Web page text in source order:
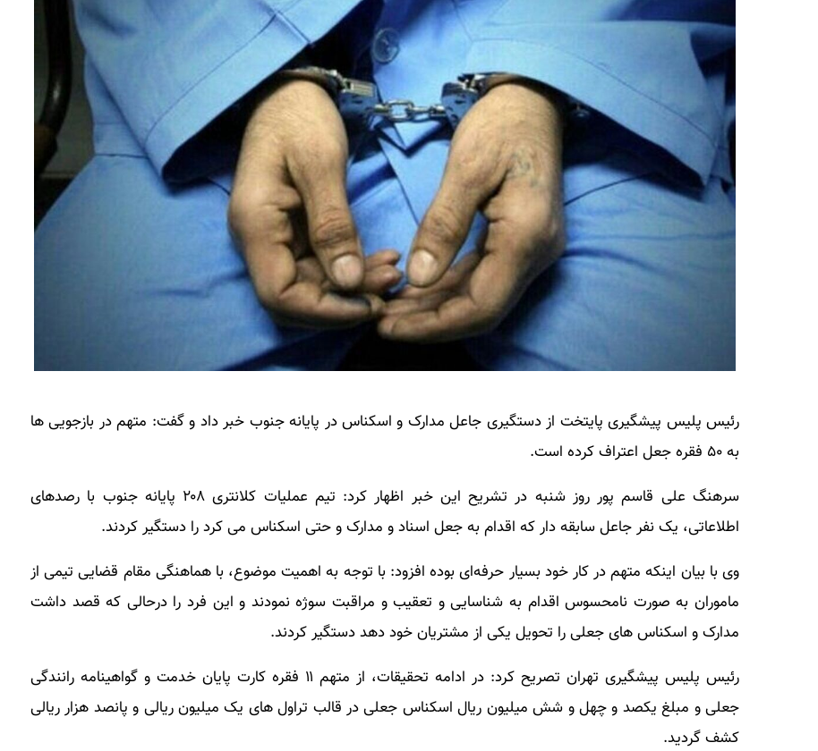
رئیس پلیس پیشگیری پایتخت از دستگیری جاعل مدارک و اسکناس در پایانه جنوب خبر داد و گفت: متهم در بازجویی ها
به ۵۰ فقره جعل اعتراف کرده است.
سرهنگ علی قاسم پور روز شنبه در تشریح این خبر اظهار کرد: تیم عملیات کلانتری ۲۰۸ پایانه جنوب با رصدهای
اطلاعاتی، یک نفر جاعل سابقه دار که اقدام به جعل اسناد و مدارک و حتی اسکناس می کرد را دستگیر کردند.
وی با بیان اینکه متهم در کار خود بسیار حرفه‌ای بوده افزود: با توجه به اهمیت موضوع، با هماهنگی مقام قضایی تیمی از
ماموران به صورت نامحسوس اقدام به شناسایی و تعقیب و مراقبت سوژه نمودند و این فرد را درحالی که قصد داشت
مدارک و اسکناس های جعلی را تحویل یکی از مشتریان خود دهد دستگیر کردند.
رئیس پلیس پیشگیری تهران تصریح کرد: در ادامه تحقیقات، از متهم ۱۱ فقره کارت پایان خدمت و گواهینامه رانندگی
جعلی و مبلغ یکصد و چهل و شش میلیون ریال اسکناس جعلی در قالب تراول های یک میلیون ریالی و پانصد هزار ریالی
کشف گردید.